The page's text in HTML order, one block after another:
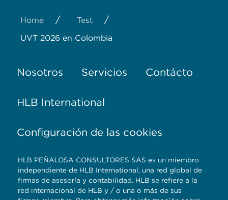
Home / Test /
UVT 2026 en Colombia
Nosotros Servicios Contácto
HLB International
Configuración de las cookies
HLB PEÑALOSA CONSULTORES SAS es un miembro
independiente de HLB International, una red global de
firmas de asesoría y contabilidad. HLB se refiere a la
red internacional de HLB y / o una o más de sus